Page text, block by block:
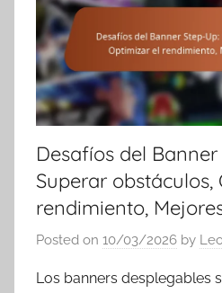
Desafíos del
Superar obstáculos,
rendimiento,
Posted on 10/03/2026 by
Los banners desplegables